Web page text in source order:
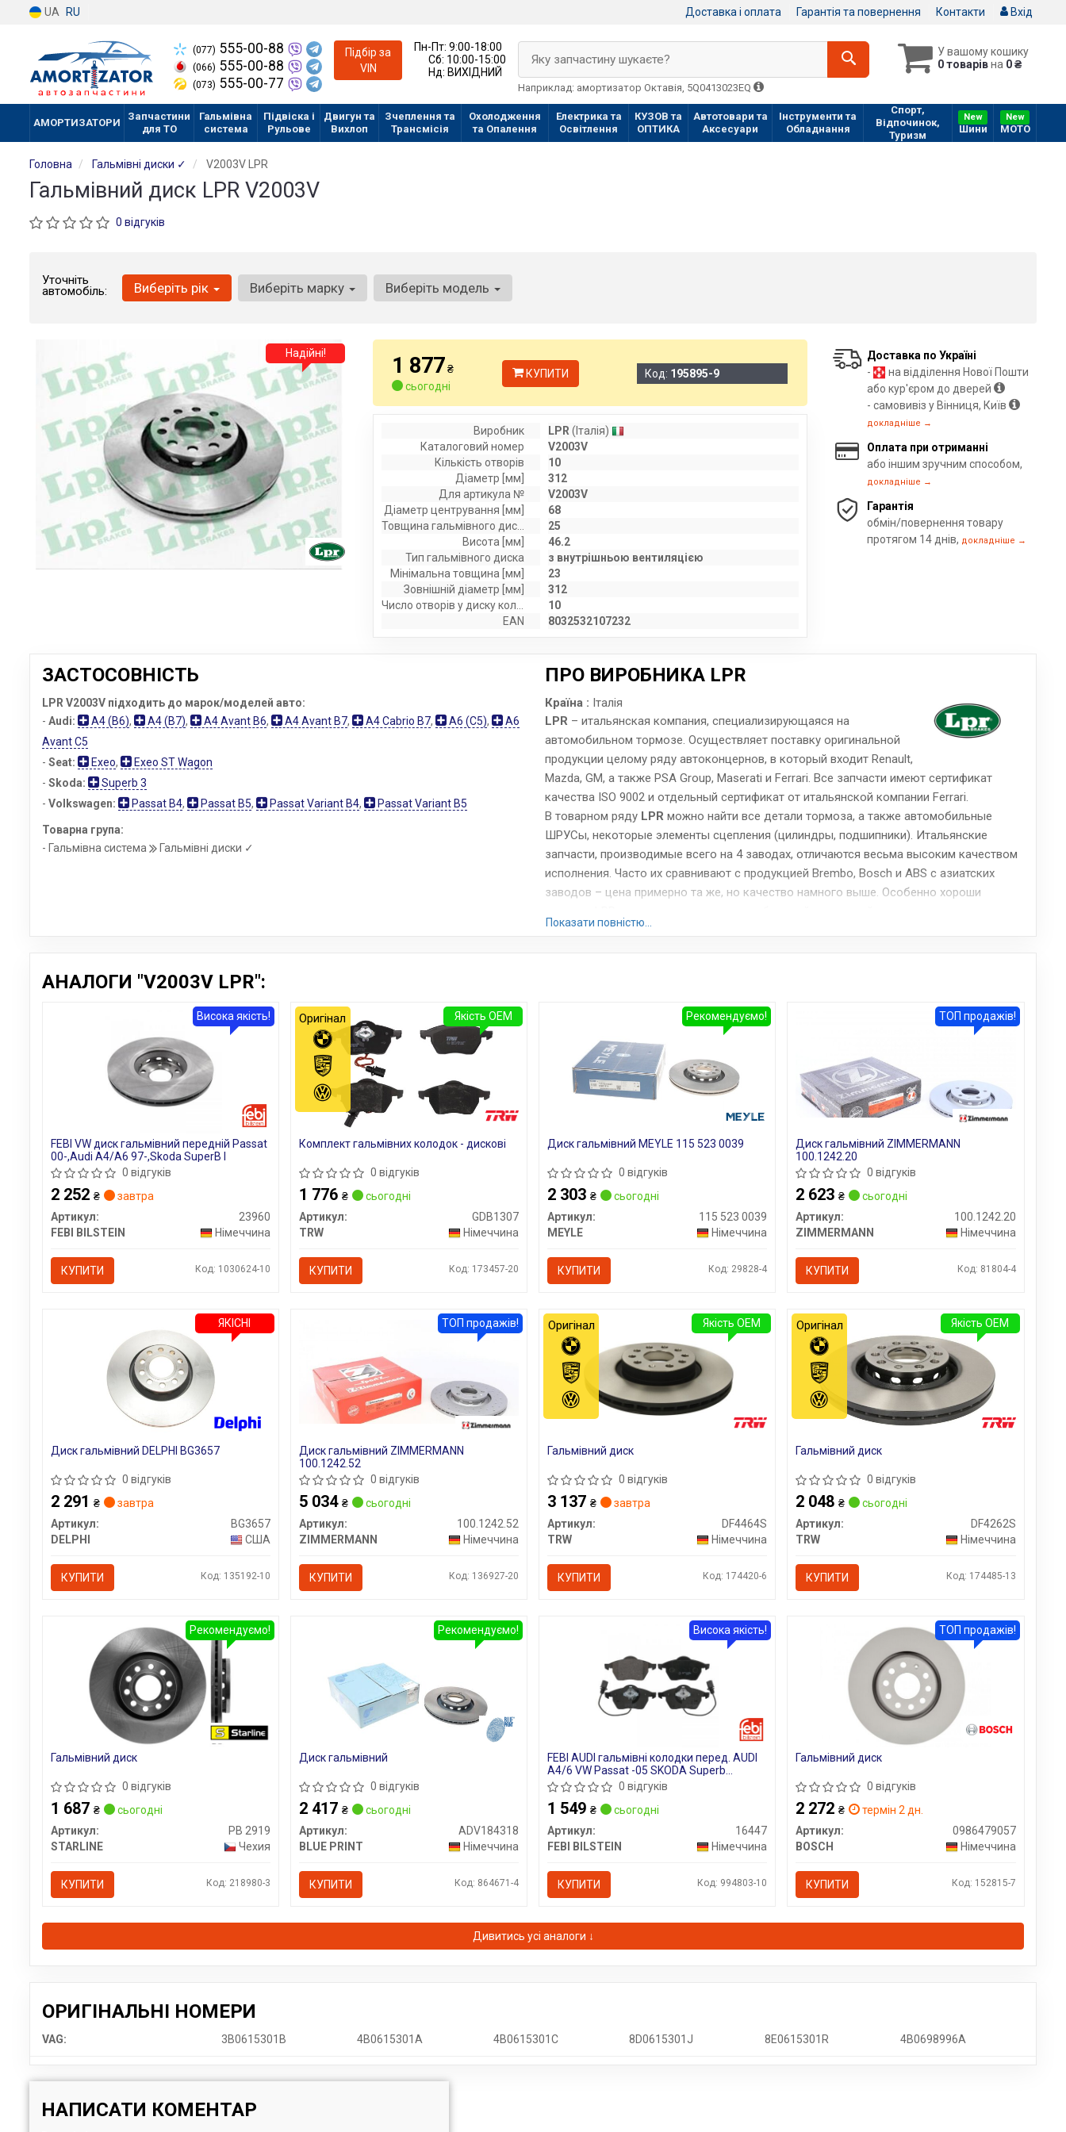
UA RU Доставка і оплата Гарантія та повернення Контакти Вхід
(077) 555-00-88
(066) 555-00-88
(073) 555-00-77
Підбір за
VIN
Пн-Пт:9:00-18:00
Сб: 10:00-15:00
Нд: ВИХІДНИЙ
У вашому кошику
0 товарівна 0 ₴
Яку запчастину шукаєте?
Наприклад: амортизатор Октавія, 5Q0413023EQ
АМОРТИЗАТОРИ
Запчастини
для ТО
Гальмівна
система
Підвіска і
Рульове
Двигун та
Вихлоп
Зчеплення та
Трансмісія
Охолодження
та Опалення
Електрика та
Освітлення
КУЗОВ та
ОПТИКА
Автотовари та
Аксесуари
Інструменти та
Обладнання
Спорт,
Відпочинок,
Туризм
New
Шини
New
МOTO
Головна Гальмівні диски ✓ V2003V LPR
Гальмівний диск LPR V2003V
0 відгуків
Уточніть
автомобіль: Виберіть рік Виберіть марку Виберіть модель
Надійні! 1 877 ₴
сьогодні
КУПИТИ Код: 195895-9
Виробник LPR (Італія)
Каталоговий номер
V2003V
Кількість отворів
10
Діаметр [мм]
312
Для артикула №
V2003V
Діаметр центрування [мм]
68
25
Висота [мм]
46.2
Тип гальмівного диска
з внутрішньою вентиляцією
Мінімальна товщина [мм]
23
Зовнішній діаметр [мм]
312
10
EAN
8032532107232
Доставка по Україні
-
на відділення Нової Пошти
або кур'єром до дверей
- самовивіз у Вінниця, Київ
докладніше →
Оплата при отриманні
або іншим зручним способом,
докладніше →
Гарантія
обмін/повернення товару
протягом 14 днів, докладніше →
ЗАСТОСОВНІСТЬ
LPR V2003V підходить до марок/моделей авто:
- Audi: A4 (B6), A4 (B7), A4 Avant B6, A4 Avant B7, A4 Cabrio B7, A6 (C5),
A6
Avant C5
- Seat: Exeo,
Exeo ST Wagon
- Skoda:
Superb 3
- Volkswagen: Passat B4, Passat B5, Passat Variant B4, Passat Variant B5
Товарна група:
- Гальмівна система
Гальмівні диски ✓
ПРО ВИРОБНИКА LPR
Країна : Італія
LPR – итальянская компания, специализирующаяся на
автомобильном тормозе. Осуществляет поставку оригинальной
продукции целому ряду автоконцернов, в который входит Renault,
Mazda, GM, а также PSA Group, Maserati и Ferrari. Все запчасти имеют сертификат
качества ISO 9002 и отдельный сертификат от итальянской компании Ferrari.
В товарном ряду LPR можно найти все детали тормоза, а также автомобильные
ШРУСы, некоторые элементы сцепления (цилиндры, подшипники). Итальянские
запчасти, производимые всего на 4 заводах, отличаются весьма высоким качеством
исполнения. Часто их сравнивают с продукцией Brembo, Bosch и ABS с азиатских
заводов – цена примерно та же, но качество намного выше. Особенно хороши
и невысокую скорость износа.
Показати повністю...
АНАЛОГИ "V2003V LPR":
FEBI VW диск гальмівний передній Passat
00-,Audi A4/A6 97-,Skoda SuperB I
0 відгуків
2 252 ₴
завтра
Артикул:
23960
FEBI BILSTEIN
Німеччина
КУПИТИ Код: 1030624-10
Висока якість!
Комплект гальмівних колодок - дискові
0 відгуків
1 776 ₴
сьогодні
Артикул:
GDB1307
TRW
Німеччина
КУПИТИ Код: 173457-20
Якість OEM
Оригінал
Диск гальмівний MEYLE 115 523 0039
0 відгуків
2 303 ₴
сьогодні
Артикул:
115 523 0039
MEYLE
Німеччина
КУПИТИ Код: 29828-4
Рекомендуємо!
Диск гальмівний ZIMMERMANN
100.1242.20
0 відгуків
2 623₴
сьогодні
Артикул:
100.1242.20
ZIMMERMANN
Німеччина
КУПИТИ Код: 81804-4
ТОП продажів!
Диск гальмівний DELPHI BG3657
0 відгуків
2 291 ₴
завтра
Артикул:
BG3657
DELPHI
США
КУПИТИ Код: 135192-10
ЯКІСНІ
Диск гальмівний ZIMMERMANN
100.1242.52
0 відгуків
5 034 ₴
сьогодні
Артикул:
100.1242.52
ZIMMERMANN
Німеччина
КУПИТИ Код: 136927-20
ТОП продажів!
Гальмівний диск
0 відгуків
3 137 ₴
завтра
Артикул:
DF4464S
TRW
Німеччина
КУПИТИ Код: 174420-6
Якість OEM
Оригінал
Гальмівний диск
0 відгуків
2 048₴
сьогодні
Артикул:
DF4262S
TRW
Німеччина
КУПИТИ Код: 174485-13
Якість OEM
Оригінал
Гальмівний диск
0 відгуків
1 687 ₴
сьогодні
Артикул:
PB 2919
STARLINE
Чехия
КУПИТИ Код: 218980-3
Рекомендуємо!
Диск гальмівний
0 відгуків
2 417 ₴
сьогодні
Артикул:
ADV184318
BLUE PRINT
Німеччина
КУПИТИ Код: 864671-4
Рекомендуємо!
FEBI AUDI гальмівні колодки перед. AUDI
A4/6 VW Passat -05 SKODA Superb
(овальний розєм)0 відгуків
1 549 ₴
сьогодні
Артикул:
16447
FEBI BILSTEIN
Німеччина
КУПИТИ Код: 994803-10
Висока якість!
Гальмівний диск
0 відгуків
2 272₴
термін 2 дн.
Артикул:
0986479057
BOSCH
Німеччина
КУПИТИ Код: 152815-7
ТОП продажів!
Дивитись усі аналоги ↓
ОРИГІНАЛЬНІ НОМЕРИ
VAG: 3B0615301B 4B0615301A 4B0615301C 8D0615301J 8E0615301R 4B0698996A
НАПИСАТИ КОМЕНТАР